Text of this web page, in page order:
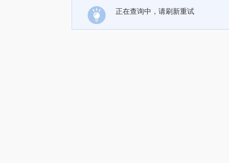
正在查询中，请刷新重试